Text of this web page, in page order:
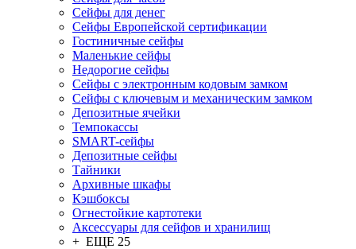
Сейфы для денег
Сейфы Европейской сертификации
Гостиничные сейфы
Маленькие сейфы
Недорогие сейфы
Сейфы с электронным кодовым замком
Сейфы с ключевым и механическим замком
Депозитные ячейки
Темпокассы
SMART-сейфы
Депозитные сейфы
Тайники
Архивные шкафы
Кэшбоксы
Огнестойкие картотеки
Аксессуары для сейфов и хранилищ
+ ЕЩЕ 25